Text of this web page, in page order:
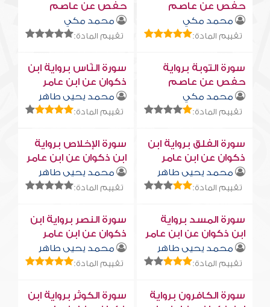
حفص عن عاصم
محمد مكي
تقييم المادة:
حفص عن عاصم
محمد مكي
تقييم المادة:
سورة التوبة برواية
حفص عن عاصم
محمد مكي
تقييم المادة:
سورة النّاس برواية ابن
ذكوان عن ابن عامر
محمد يحيى طاهر
تقييم المادة:
سورة الفلق برواية ابن
ذكوان عن ابن عامر
محمد يحيى طاهر
تقييم المادة:
سورة الإخلاص برواية
ابن ذكوان عن ابن عامر
محمد يحيى طاهر
تقييم المادة:
سورة المسد برواية
ابن ذكوان عن ابن عامر
محمد يحيى طاهر
تقييم المادة:
سورة النصر برواية ابن
ذكوان عن ابن عامر
محمد يحيى طاهر
تقييم المادة:
سورة الكافرون برواية
سورة الكوثر برواية ابن